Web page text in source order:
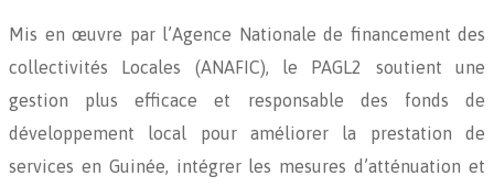
Mis en œuvre par l’Agence Nationale de financement des
collectivités Locales (ANAFIC), le PAGL2 soutient une
gestion plus efficace et responsable des fonds de
développement local pour améliorer la prestation de
services en Guinée, intégrer les mesures d’atténuation et